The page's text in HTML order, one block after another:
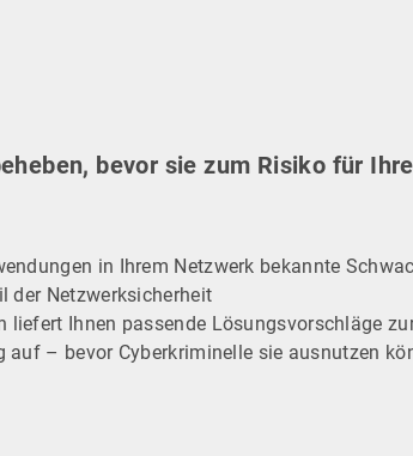
bevor sie zum Risiko für
in Ihrem Netzwerk bekannte
der Netzwerksicherheit
Ihnen passende Lösungsvorschläge
auf – bevor Cyberkriminelle sie ausnutzen